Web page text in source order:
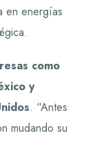
en energías
como
y
. “Antes
mudando su